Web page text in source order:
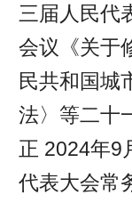
三届人民代
会议《关于
民共和国城
法〉等二十
正 2024年9
代表大会常